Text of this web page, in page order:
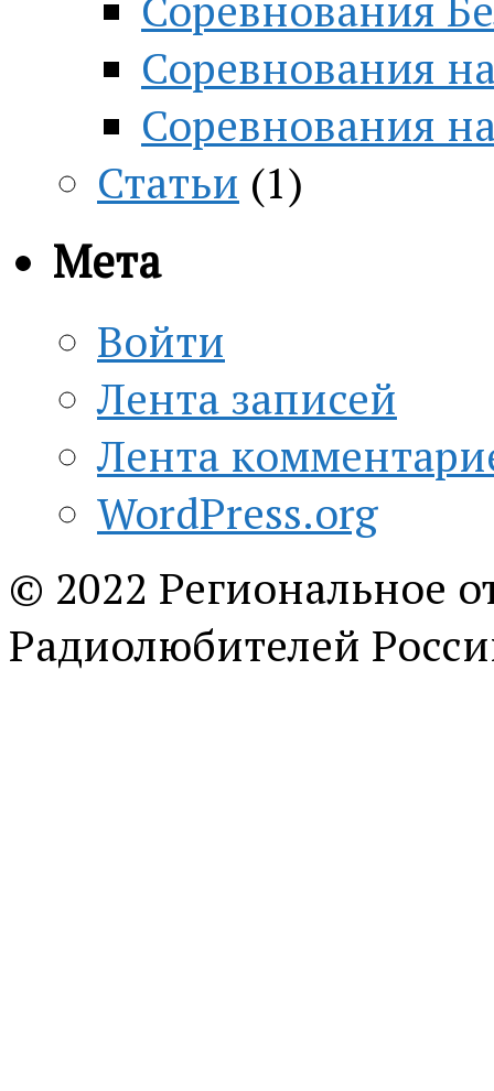
Соревнования
Соревнования
Статьи (1)
Мета
Войти
Лента записей
Лента
WordPress.org
© 2022 Региональное
Радиолюбителей